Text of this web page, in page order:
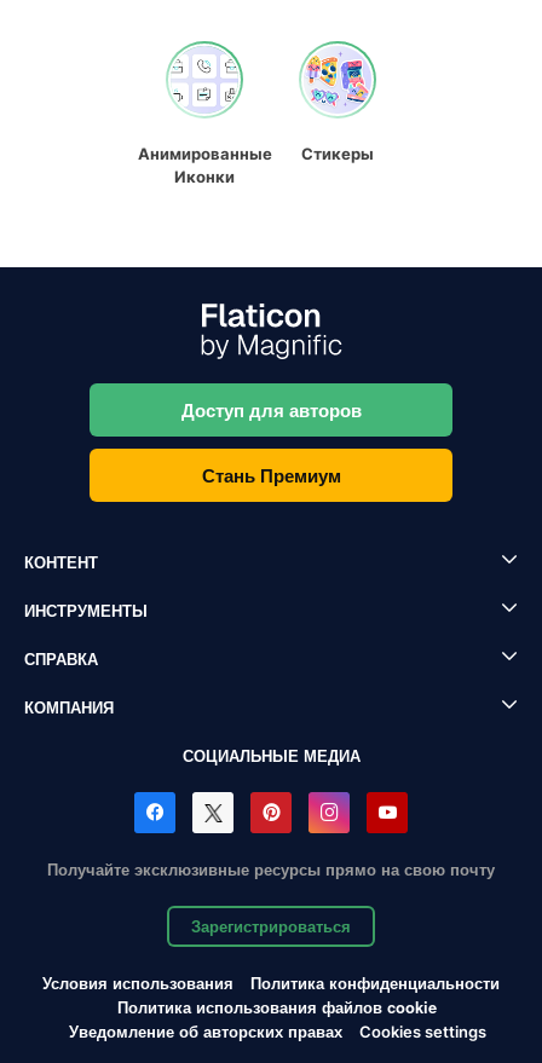
Анимированные
Иконки
Стикеры
Доступ для авторов
Стань Премиум
КОНТЕНТ
ИНСТРУМЕНТЫ
СПРАВКА
КОМПАНИЯ
СОЦИАЛЬНЫЕ МЕДИА
Получайте эксклюзивные ресурсы прямо на свою почту
Зарегистрироваться
Условия использования
Политика конфиденциальности
Политика использования файлов cookie
Уведомление об авторских правах
Cookies settings